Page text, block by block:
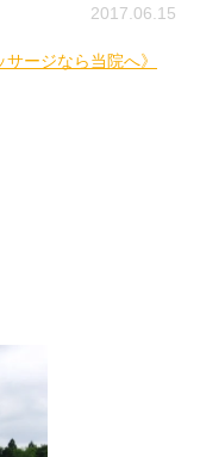
2017.06.15
ージなら当院へ》